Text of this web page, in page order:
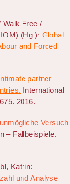
Walk Free /
(Hg.): Global
and Forced
partner
International
2016.
Versuch
– Fallbeispiele.
Katrin:
und Analyse